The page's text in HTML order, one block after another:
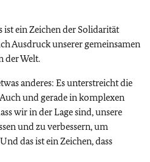
ist ein Zeichen der Solidarität
Ausdruck unserer gemeinsamen
der Welt.
anderes: Es unterstreicht die
und gerade in komplexen
wir in der Lage sind, unsere
und zu verbessern, um
das ist ein Zeichen, dass